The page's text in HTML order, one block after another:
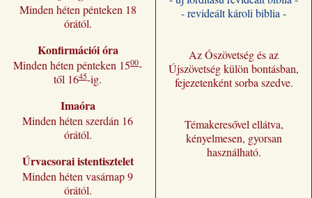
Minden héten pénteken 18
órától.
Konfirmációi óra
Minden héten pénteken 1500-
től 1645-ig.
Imaóra
Minden héten szerdán 16
órától.
Úrvacsorai istentisztelet
Minden héten vasárnap 9
órától.
- revideált károli biblia -
Az Ószövetség és az
Újszövetség külön bontásban,
fejezetenként sorba szedve.
Témakeresővel ellátva,
kényelmesen, gyorsan
használható.